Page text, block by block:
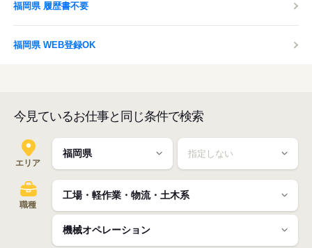
福岡県 履歴書不要
福岡県 WEB登録OK
今見ているお仕事と同じ条件で検索
エリア
職種